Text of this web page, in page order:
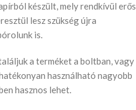
készült, mely rendkívül erős
lesz szükség újra
is.
a terméket a boltban, vagy
használható nagyobb
hasznos lehet.